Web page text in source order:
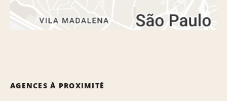
AGENCES À PROXIMITÉ